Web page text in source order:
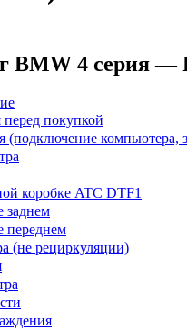
BMW 4 серия —
покупкой
(подключение компьютера,
коробке ATC DTF1
заднем
переднем
(не рециркуляции)